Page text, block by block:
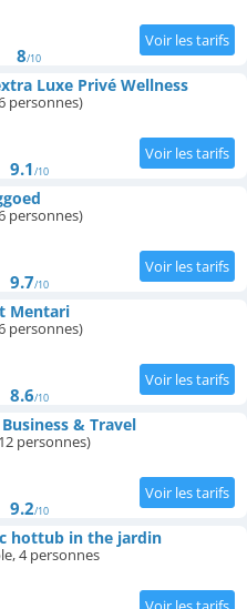
8/10
Luxe Privé Wellness
personnes)
9.1/10
personnes)
9.7/10
Mentari
personnes)
8.6/10
& Travel
personnes)
9.2/10
hottub in the jardin
4 personnes